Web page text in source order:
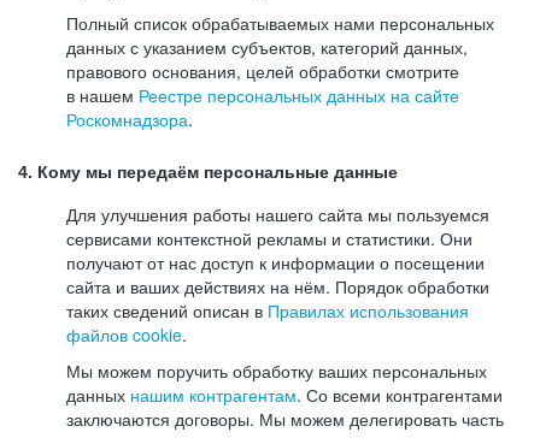
Полный список обрабатываемых нами персональных
данных с указанием субъектов, категорий данных,
правового основания, целей обработки смотрите
в нашем Реестре персональных данных на сайте
Роскомнадзора.
4. Кому мы передаём персональные данные
Для улучшения работы нашего сайта мы пользуемся
сервисами контекстной рекламы и статистики. Они
получают от нас доступ к информации о посещении
сайта и ваших действиях на нём. Порядок обработки
таких сведений описан в Правилах использования
файлов cookie.
Мы можем поручить обработку ваших персональных
данных нашим контрагентам. Со всеми контрагентами
заключаются договоры. Мы можем делегировать часть